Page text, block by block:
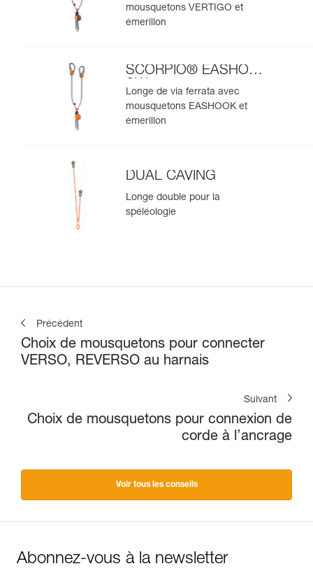
mousquetons VERTIGO et
émerillon
SCORPIO® EASHOOK
SW
Longe de via ferrata avec
mousquetons EASHOOK et
émerillon
DUAL CAVING
Longe double pour la
spéléologie
Précédent
Choix de mousquetons pour connecter
VERSO, REVERSO au harnais
Suivant
Choix de mousquetons pour connexion de
corde à l’ancrage
Voir tous les conseils
Abonnez-vous à la newsletter